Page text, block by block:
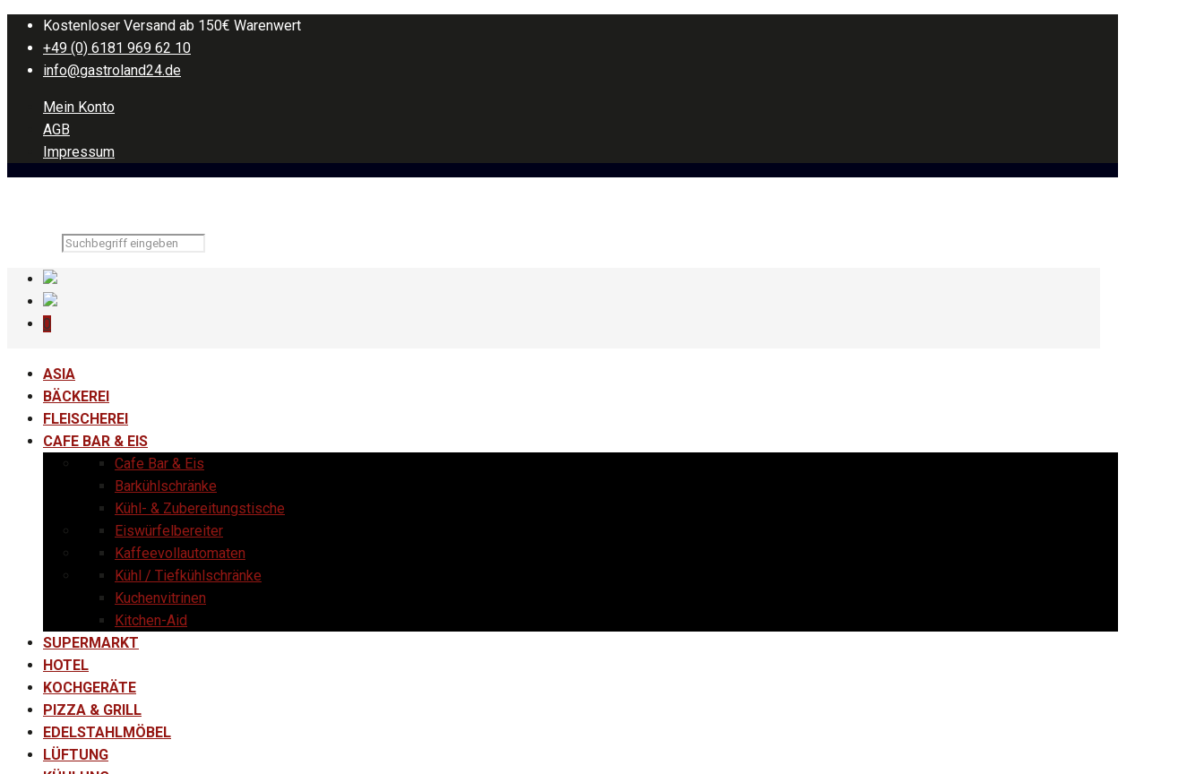
Kostenloser Versand ab 150€ Warenwert
+49 (0) 6181 969 62 10
info@gastroland24.de
Mein Konto
AGB
Impressum
0
ASIA
BÄCKEREI
FLEISCHEREI
CAFE BAR & EIS
Cafe Bar & Eis
Barkühlschränke
Kühl- & Zubereitungstische
Eiswürfelbereiter
Kaffeevollautomaten
Kühl / Tiefkühlschränke
Kuchenvitrinen
Kitchen-Aid
SUPERMARKT
HOTEL
KOCHGERÄTE
PIZZA & GRILL
EDELSTAHLMÖBEL
LÜFTUNG